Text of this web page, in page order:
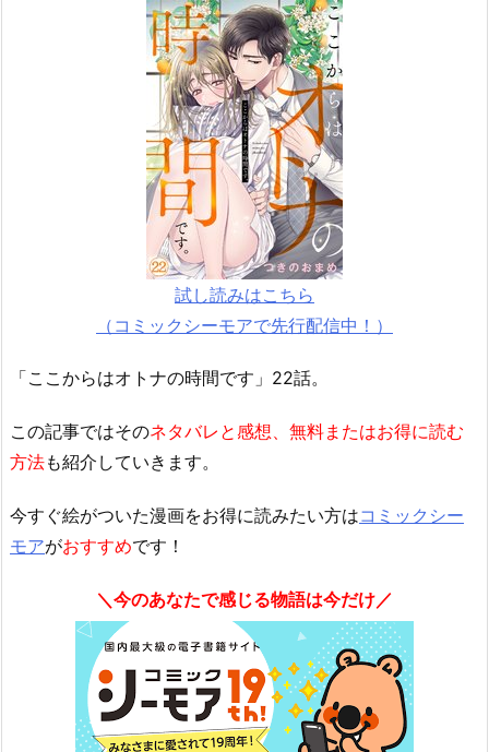
試し読みはこちら
（コミックシーモアで先行配信中！）
「ここからはオトナの時間です」22話。
この記事ではそのネタバレと感想、無料またはお得に読む
方法も紹介していきます。
今すぐ絵がついた漫画をお得に読みたい方はコミックシー
モアがおすすめです！
＼今のあなたで感じる物語は今だけ／